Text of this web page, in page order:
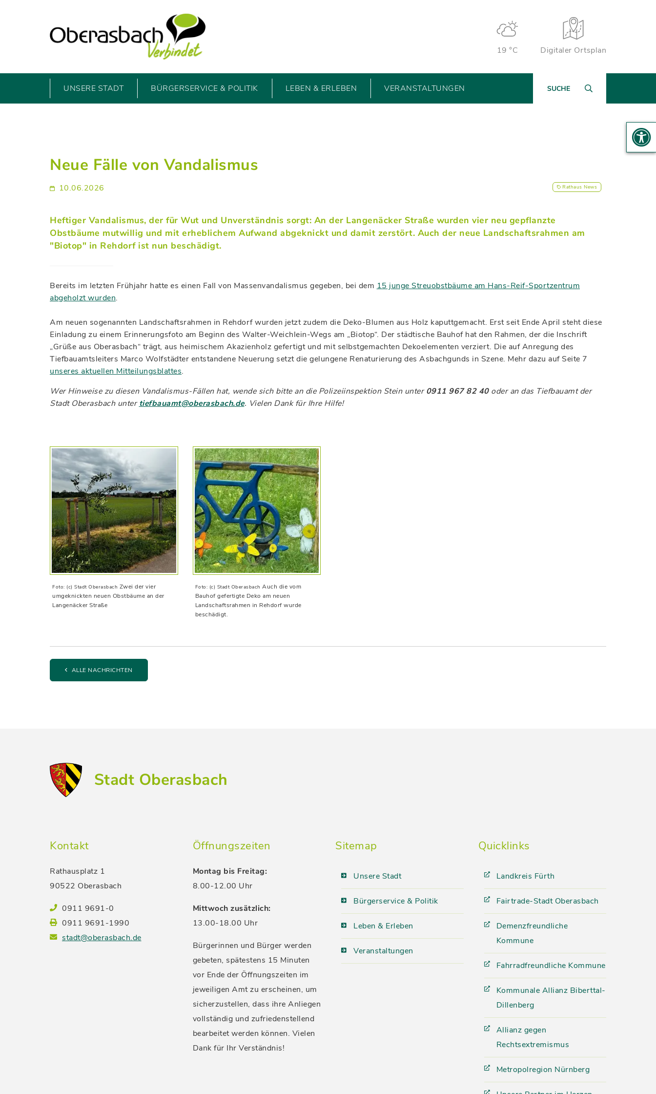
19 °C Digitaler Ortsplan
UNSERE STADT BÜRGERSERVICE & POLITIK LEBEN & ERLEBEN VERANSTALTUNGEN SUCHE
Neue Fälle von Vandalismus
10.06.2026 Rathaus News
Heftiger Vandalismus, der für Wut und Unverständnis sorgt: An der Langenäcker Straße wurden vier neu gepflanzte
Obstbäume mutwillig und mit erheblichem Aufwand abgeknickt und damit zerstört. Auch der neue Landschaftsrahmen am
"Biotop" in Rehdorf ist nun beschädigt.
Bereits im letzten Frühjahr hatte es einen Fall von Massenvandalismus gegeben, bei dem 15 junge Streuobstbäume am Hans-Reif-Sportzentrum
abgeholzt wurden.
Am neuen sogenannten Landschaftsrahmen in Rehdorf wurden jetzt zudem die Deko-Blumen aus Holz kaputtgemacht. Erst seit Ende April steht diese
Einladung zu einem Erinnerungsfoto am Beginn des Walter-Weichlein-Wegs am „Biotop“. Der städtische Bauhof hat den Rahmen, der die Inschrift
„Grüße aus Oberasbach“ trägt, aus heimischem Akazienholz gefertigt und mit selbstgemachten Dekoelementen verziert. Die auf Anregung des
Tiefbauamtsleiters Marco Wolfstädter entstandene Neuerung setzt die gelungene Renaturierung des Asbachgunds in Szene. Mehr dazu auf Seite 7
unseres aktuellen Mitteilungsblattes.
Wer Hinweise zu diesen Vandalismus-Fällen hat, wende sich bitte an die Polizeiinspektion Stein unter0911 967 82 40 oder an das Tiefbauamt der
Stadt Oberasbach untertiefbauamt@oberasbach.de. Vielen Dank für Ihre Hilfe!
Foto: (c) Stadt Oberasbach Zwei der vier
umgeknickten neuen Obstbäume an der
Langenäcker Straße
Foto: (c) Stadt Oberasbach Auch die vom
Bauhof gefertigte Deko am neuen
Landschaftsrahmen in Rehdorf wurde
beschädigt.
ALLE NACHRICHTEN
Stadt Oberasbach
Kontakt
Rathausplatz 1
90522 Oberasbach
0911 9691-0
0911 9691-1990
stadt@oberasbach.de
Öffnungszeiten
Montag bis Freitag:
8.00-12.00 Uhr
Mittwoch zusätzlich:
13.00-18.00 Uhr
Bürgerinnen und Bürger werden
gebeten, spätestens 15 Minuten
vor Ende der Öffnungszeiten im
jeweiligen Amt zu erscheinen, um
sicherzustellen, dass ihre Anliegen
vollständig und zufriedenstellend
bearbeitet werden können. Vielen
Dank für Ihr Verständnis!
Sitemap
Unsere Stadt
Bürgerservice & Politik
Leben & Erleben
Veranstaltungen
Quicklinks
Landkreis Fürth
Fairtrade-Stadt Oberasbach
Demenzfreundliche
Kommune
Fahrradfreundliche Kommune
Kommunale Allianz Biberttal-
Dillenberg
Allianz gegen
Rechtsextremismus
Metropolregion Nürnberg